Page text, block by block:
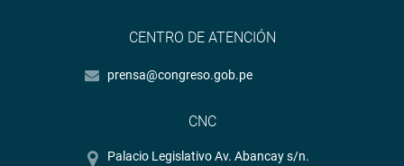
CENTRO DE ATENCIÓN
prensa@congreso.gob.pe
CNC
Palacio Legislativo Av. Abancay s/n.